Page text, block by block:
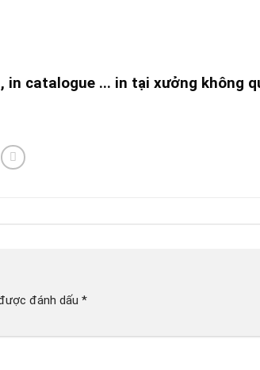
catalogue ... in tại xưởng không
đánh dấu *